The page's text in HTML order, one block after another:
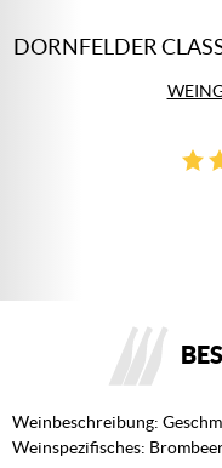
DORNFELDER
Weinbeschreibung:
Weinspezifisches: